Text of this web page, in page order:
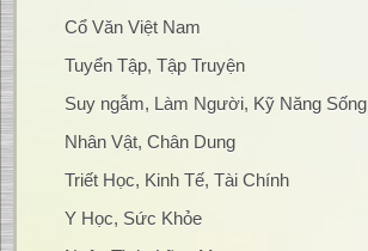
Cổ Văn Việt Nam
Tuyển Tập, Tập Truyện
Suy ngẫm, Làm Người, Kỹ Năng Sống
Nhân Vật, Chân Dung
Triết Học, Kinh Tế, Tài Chính
Y Học, Sức Khỏe